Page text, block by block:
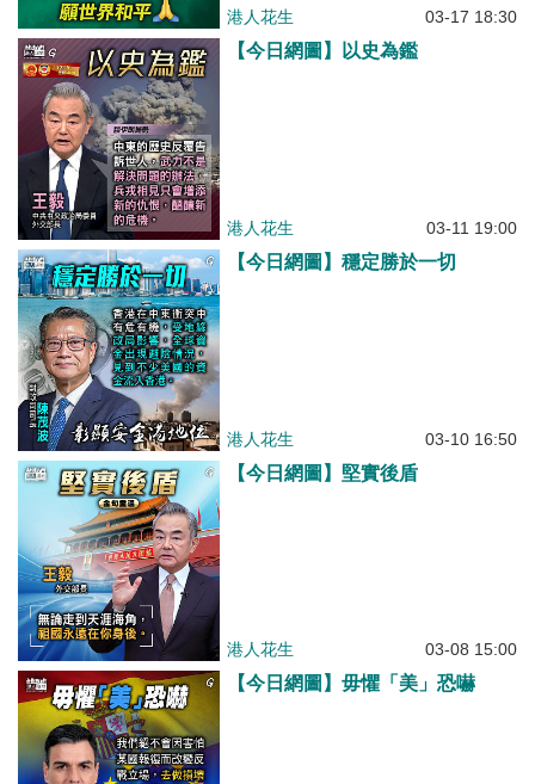
港人花生 03-17 18:30
【今日網圖】以史為鑑
港人花生 03-11 19:00
【今日網圖】穩定勝於一切
港人花生 03-10 16:50
【今日網圖】堅實後盾
港人花生 03-08 15:00
【今日網圖】毋懼「美」恐嚇